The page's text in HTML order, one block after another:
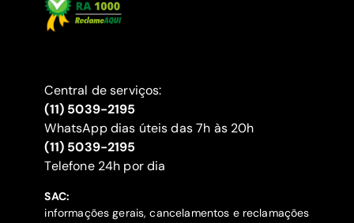
Central de serviços:
(11) 5039-2195
WhatsApp dias úteis das 7h às 20h
(11) 5039-2195
‍Telefone 24h por dia
SAC:
informações gerais, cancelamentos e reclamações